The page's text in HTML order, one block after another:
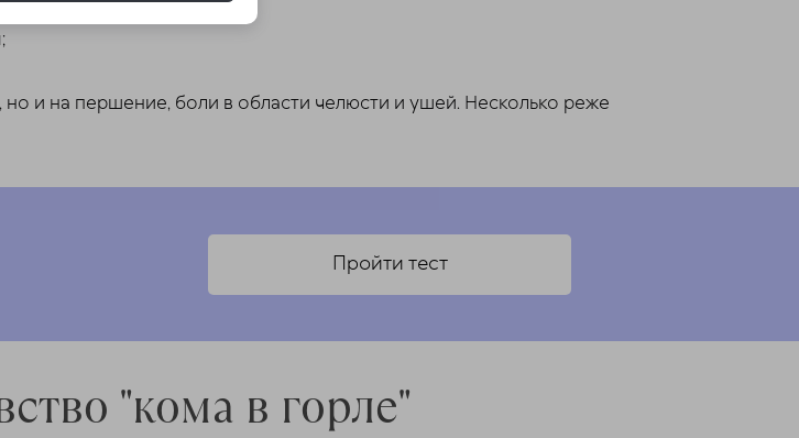
и на першение, боли в области челюсти и ушей. Несколько реже
Пройти тест
"кома в горле"